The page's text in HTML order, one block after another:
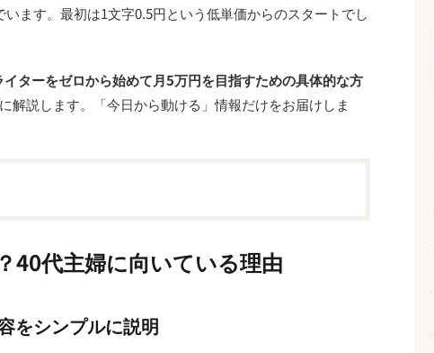
ます。最初は1文字0.5円という低単価からのスタートでし
ターをゼロから始めて月5万円を目指すための具体的な方
解説します。「今日から動ける」情報だけをお届けしま
40代主婦に向いている理由
をシンプルに説明